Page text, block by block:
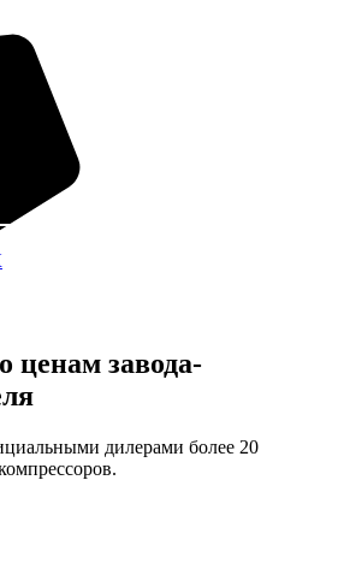
ценам завода-
дилерами более 20